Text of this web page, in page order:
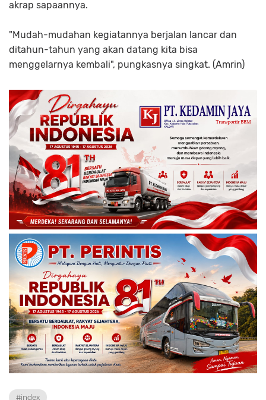
akrap sapaannya.
"Mudah-mudahan kegiatannya berjalan lancar dan
ditahun-tahun yang akan datang kita bisa
menggelarnya kembali", pungkasnya singkat. (Amrin)
#index